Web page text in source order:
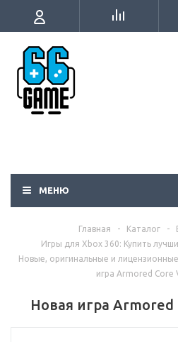
МЕНЮ
Главная - Каталог -
Игры для Xbox 360: Купить
Новые, оригинальные и
игра Armored Core
Новая игра Armored